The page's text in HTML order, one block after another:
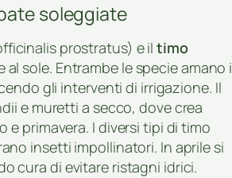
soleggiate
prostratus) e iltimo
sole. Entrambe le specie amano i
gli interventi di irrigazione. Il
e muretti a secco, dove crea
primavera. I diversi tipi di timo
insetti impollinatori. In aprile si
cura di evitare ristagni idrici.